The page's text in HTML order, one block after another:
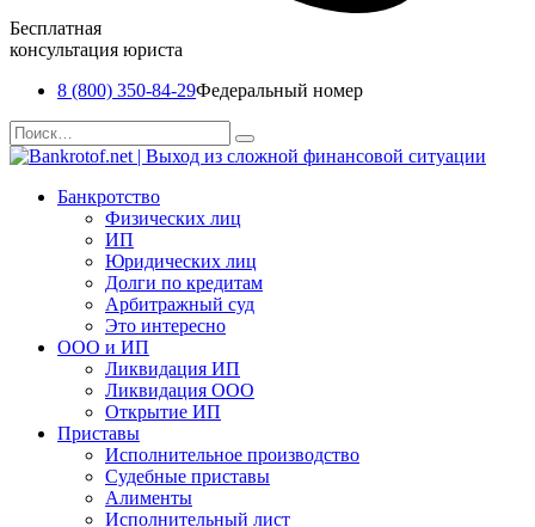
Бесплатная
консультация юриста
8 (800) 350-84-29Федеральный номер
Перейти
к
Search
for:
Банкротство
Физических лиц
ИП
Юридических лиц
Долги по кредитам
Арбитражный суд
Это интересно
ООО и ИП
Ликвидация ИП
Ликвидация ООО
Открытие ИП
Приставы
Исполнительное производство
Судебные приставы
Алименты
Исполнительный лист